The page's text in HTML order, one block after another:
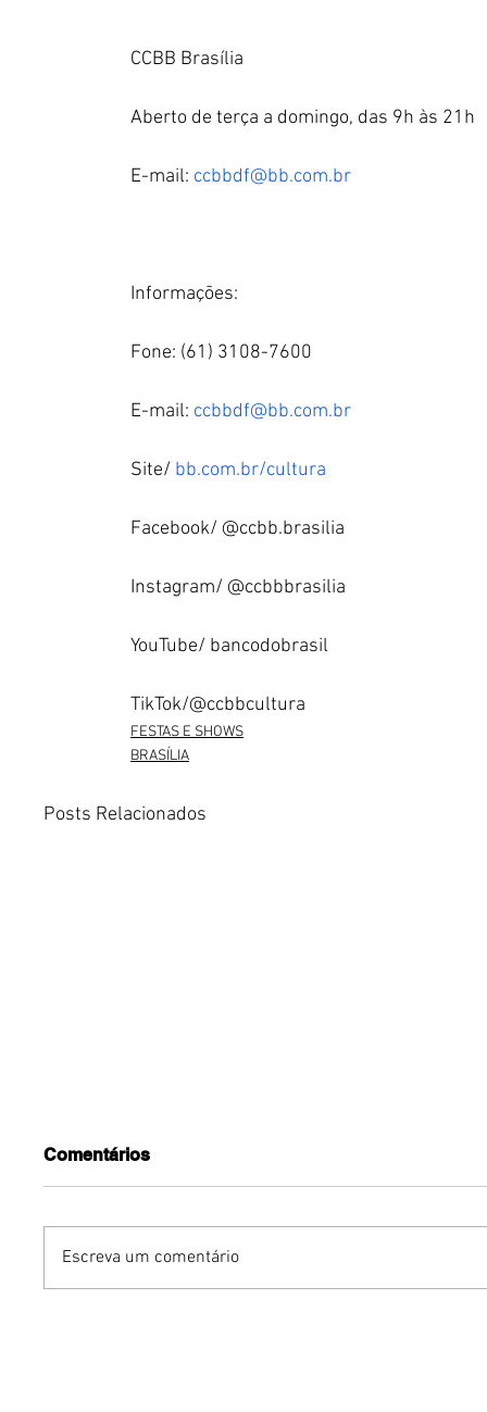
CCBB Brasília
Aberto de terça a domingo, das 9h às 21h
E-mail: ccbbdf@bb.com.br
Informações:
Fone: (61) 3108-7600
E-mail: ccbbdf@bb.com.br
Site/ bb.com.br/cultura
Facebook/ @ccbb.brasilia
Instagram/ @ccbbbrasilia
YouTube/ bancodobrasil
TikTok/@ccbbcultura
FESTAS E SHOWS
BRASÍLIA
Posts Relacionados
Comentários
Escreva um comentário